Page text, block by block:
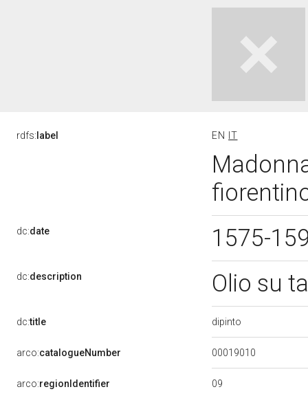
rdfs: label EN IT
dc:date 1575-
dc:description Olio su
dc:title dipinto
arco:catalogueNumber 00019010
arco:regionIdentifier 09